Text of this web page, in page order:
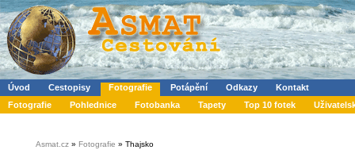
Úvod Cestopisy Fotografie Potápění Odkazy
Kontakt
Fotografie
Pohlednice Fotobanka Tapety Top 10 fotek
Asmat.cz » Fotografie » Thajsko